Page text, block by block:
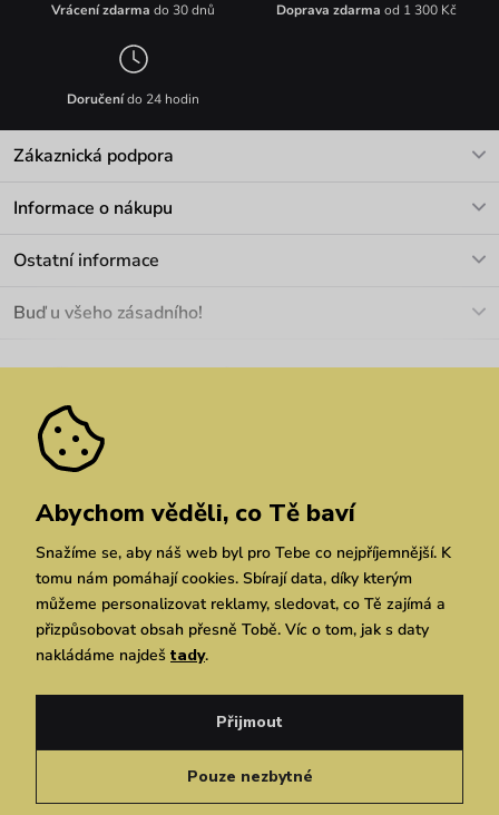
Vrácení zdarma do 30 dnů Doprava zdarma od 1 300 Kč
Doručenído 24 hodin
Zákaznická podpora
Informace o nákupu
Materiály a údržba
Pozáruční opravy
Ostatní informace
Velkoobchod
We Care
Dárkové poukazy
Vuchlook
Prodejny
Praha Brno Chrudim
Buď u všeho zásadního!
Zásady ochrany osobních údajů
Simplia.cz
Zásady ochrany osobních údajů
Čeština
Abychom věděli, co Tě baví
Snažíme se, aby náš web byl pro Tebe co nejpříjemnější. K
tomu nám pomáhají cookies. Sbírají data, díky kterým
můžeme personalizovat reklamy, sledovat, co Tě zajímá a
přizpůsobovat obsah přesně Tobě. Víc o tom, jak s daty
nakládáme najdeš tady.
Pouze nezbytné
Přijmout